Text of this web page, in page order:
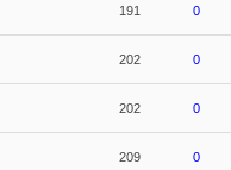
191 0
202 0
202 0
209 0